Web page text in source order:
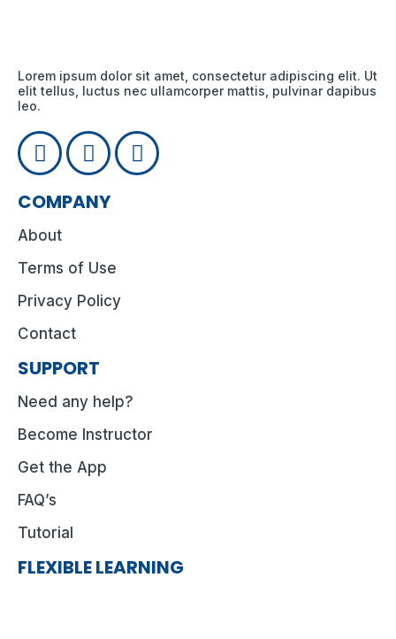
Lorem ipsum dolor sit amet, consectetur adipiscing elit. Ut
elit tellus, luctus nec ullamcorper mattis, pulvinar dapibus
leo.
COMPANY
About
Terms of Use
Privacy Policy
Contact
SUPPORT
Need any help?
Become Instructor
Get the App
FAQ’s
Tutorial
FLEXIBLE LEARNING